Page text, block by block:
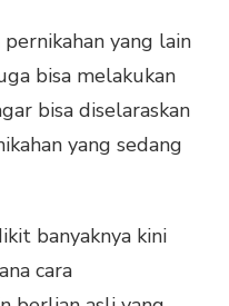
yang lain
bisa melakukan
bisa diselaraskan
yang sedang
banyaknya kini
cara